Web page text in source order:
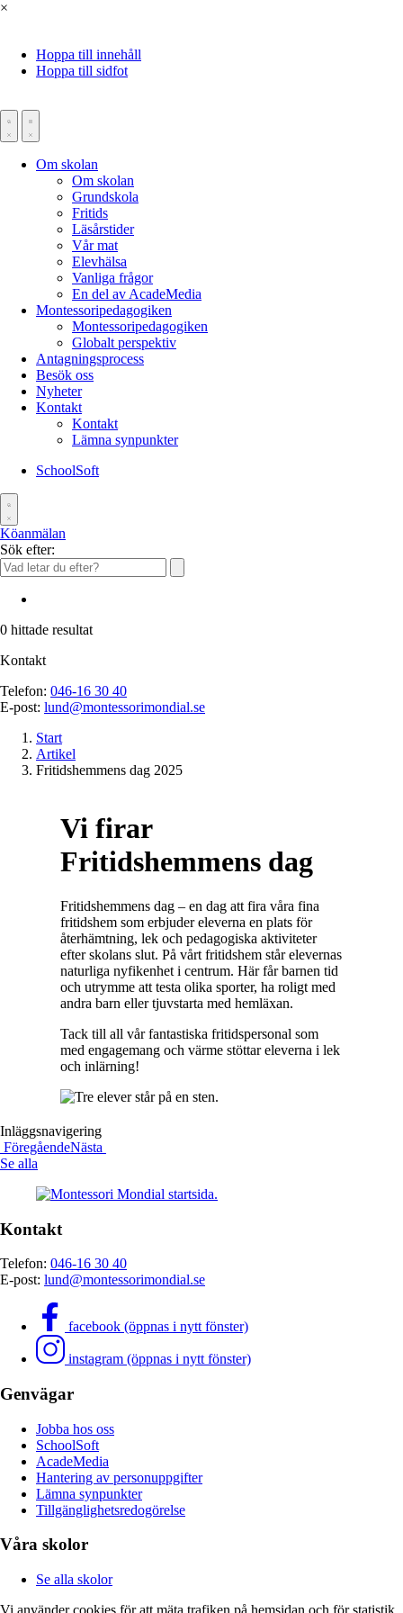
×
Hoppa till innehåll
Hoppa till sidfot
Om skolan
Om skolan
Grundskola
Fritids
Läsårstider
Vår mat
Elevhälsa
Vanliga frågor
En del av AcadeMedia
Montessoripedagogiken
Montessoripedagogiken
Globalt perspektiv
Antagningsprocess
Besök oss
Nyheter
Kontakt
Kontakt
Lämna synpunkter
SchoolSoft
Köanmälan
Sök efter:
0 hittade resultat
Kontakt
Telefon: 046-16 30 40
E-post: lund@montessorimondial.se
Start
Artikel
Fritidshemmens dag 2025
Vi firar
Fritidshemmens dag
Fritidshemmens dag – en dag att fira våra fina
fritidshem som erbjuder eleverna en plats för
återhämtning, lek och pedagogiska aktiviteter
efter skolans slut. På vårt fritidshem står elevernas
naturliga nyfikenhet i centrum. Här får barnen tid
och utrymme att testa olika sporter, ha roligt med
andra barn eller tjuvstarta med hemläxan.
Tack till all vår fantastiska fritidspersonal som
med engagemang och värme stöttar eleverna i lek
och inlärning!
Inläggsnavigering
FöregåendeNästa
Se alla
Kontakt
Telefon: 046-16 30 40
E-post: lund@montessorimondial.se
facebook (öppnas i nytt fönster)
instagram (öppnas i nytt fönster)
Genvägar
Jobba hos oss
SchoolSoft
AcadeMedia
Hantering av personuppgifter
Lämna synpunkter
Tillgänglighetsredogörelse
Våra skolor
Se alla skolor
Vi använder cookies för att mäta trafiken på hemsidan och för statistik.